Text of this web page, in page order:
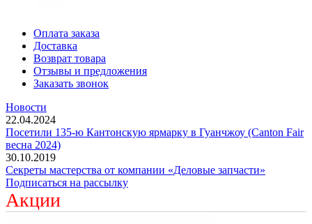
Оплата заказа
Доставка
Возврат товара
Отзывы и предложения
Заказать звонок
Новости
22.04.2024
Посетили 135-ю Кантонскую ярмарку в Гуанчжоу (Canton Fair
весна 2024)
30.10.2019
Секреты мастерства от компании «Деловые запчасти»
Подписаться на рассылку
Акции